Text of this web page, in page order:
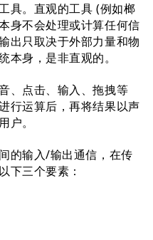
具。直观的⼯具 (例如榔
⾝不会处理或计算任何信
出只取决于外部⼒量和物
本⾝，是⾮直观的。
、点击、输⼊、拖拽等
⾏运算后，再将结果以声
户。
的输⼊/输出通信，在传
下三个要素：